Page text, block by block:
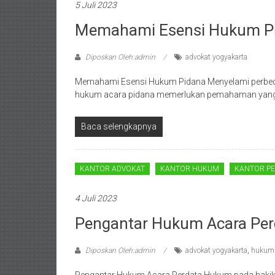
Wates,
Klaten,
Magelang,
Solo,
Jakarta,
Bali,
Surabaya,
Surakarta,
Sukoharjo,
Mungkid,
5 Juli 2023
Memahami Esensi Hukum
Diposkan Oleh:admin advokat yogyakarta
Memahami Esensi Hukum Pidana Menyelami
hukum acara pidana memerlukan pemahaman
Baca selengkapnya
KANTOR ADVOKAT KANTOR HUKUM KANTOR
4 Juli 2023
Pengantar Hukum Acara
Diposkan Oleh:admin advokat yogyakarta, hukum